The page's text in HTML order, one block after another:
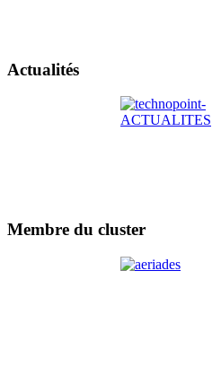
Actualités
Membre du cluster